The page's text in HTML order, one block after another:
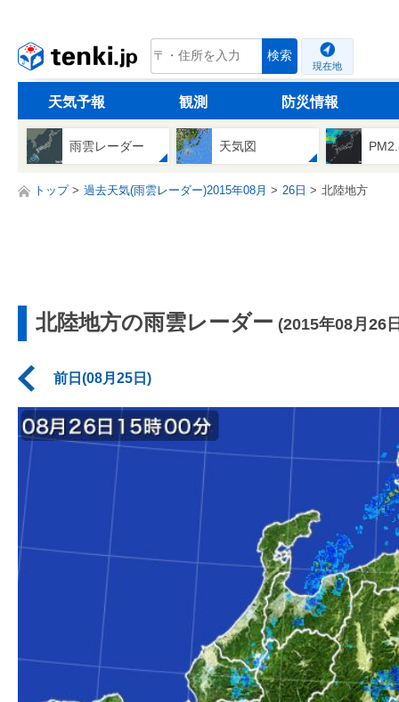
tenki.jp 検索
現在地
天気予報 観測 防災情報
雨雲レーダー 天気図
トップ 過去天気(雨雲レーダー)2015年08月 26日 北陸地方
北陸地方の雨雲レーダー (2015年08月26
前日(08月25日)